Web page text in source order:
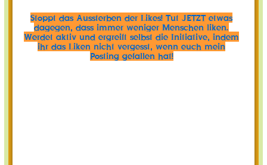
Stoppt das Aussterben der Likes! Tut JETZT etwas
dagegen, dass immer weniger Menschen liken.
Werdet aktiv und ergreift selbst die Initiative, indem
ihr das Liken nicht vergesst, wenn euch mein
Posting gefallen hat!